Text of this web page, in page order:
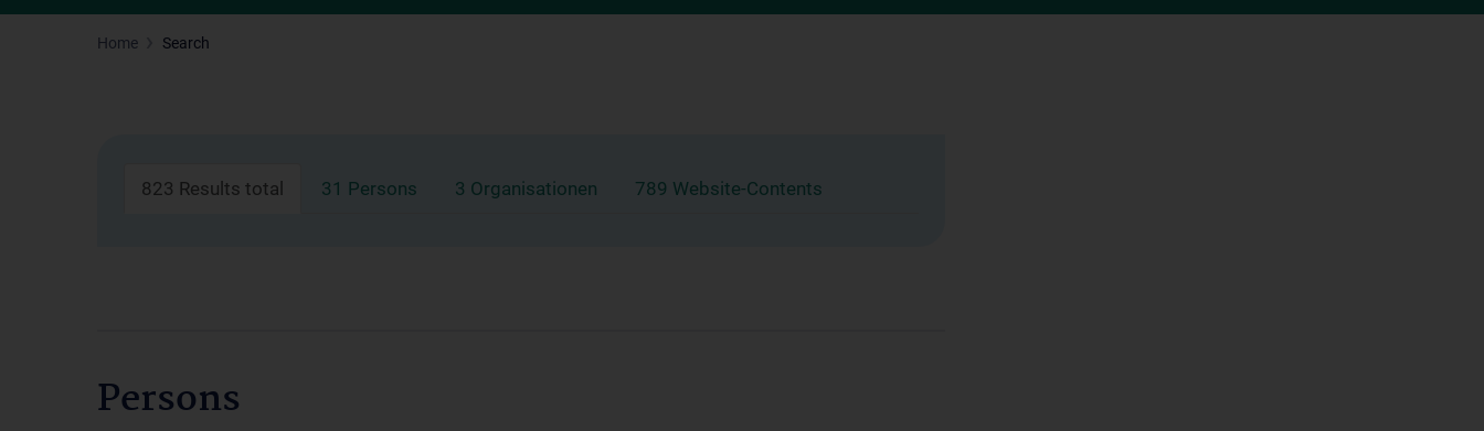
Home Search
823 Results total 31 Persons 3 Organisationen 789 Website-Contents
Persons